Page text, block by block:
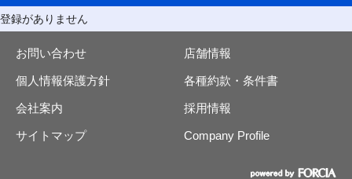
登録がありません
お問い合わせ 店舗情報
個人情報保護方針 各種約款・条件書
会社案内 採用情報
サイトマップ Company Profile